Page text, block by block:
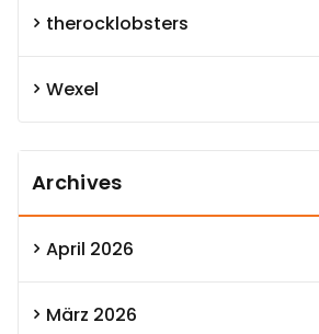
therocklobsters
Wexel
Archives
April 2026
März 2026